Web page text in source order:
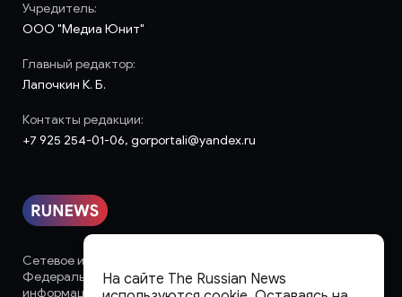
Сетевое издание «runews» (18+) зарегистрировано в
Федеральной службе по надзору в сфере связи,
информационных технологий и массовых коммуникаций
Учредитель:
ООО "Медиа Юнит"
Главный редактор:
Лапочкин К. Б.
Контакты редакции:
+7 925 254-01-06, gorportali@yandex.ru
На сайте The Russian News